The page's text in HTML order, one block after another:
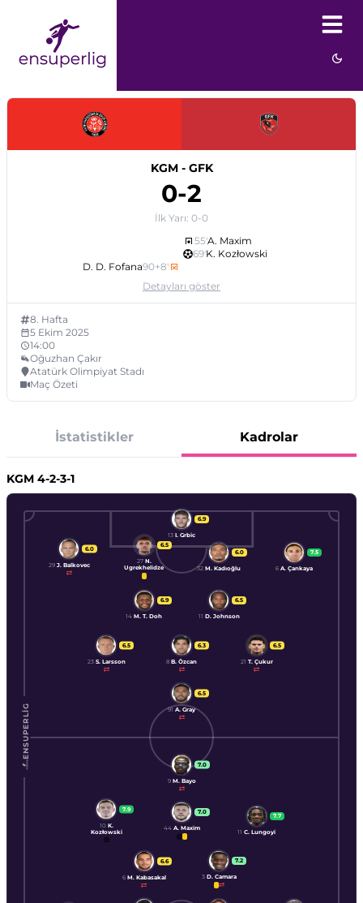
KGM- GFK
0-2
İlk Yarı: 0-0
55'A. Maxim
69'K. Kozłowski
D. D. Fofana90+8'
Detayları göster
8. Hafta
5 Ekim 2025
14:00
Oğuzhan Çakır
Atatürk Olimpiyat Stadı
Maç Özeti
İstatistikler Kadrolar
KGM 4-2-3-1
ENSUPERLIG
6.9
13 I. Grbic
7.5
6 A. Çankaya
6.0
32 M. Kadıoğlu
6.5
27 N.
Ugrekhelidze
6.0
29 J. Balkovec
6.5
11 D. Johnson
6.9
14 M. T. Doh
6.5
21 T. Çukur
6.3
8 B. Özcan
6.5
23 S. Larsson
6.5
91 A. Gray
6.6
6 M. Kabasakal
7.2
3 D. Camara
7.9
10 K.
Kozłowski
7.0
44 A. Maxim
7.7
11 C. Lungoyi
7.0
9 M. Bayo